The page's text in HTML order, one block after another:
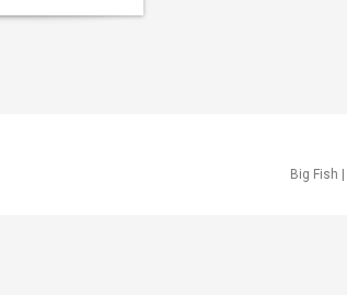
Big Fish |